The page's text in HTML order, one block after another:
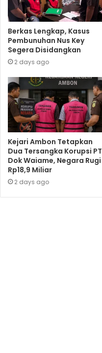
Berkas Lengkap, Kasus
Pembunuhan Nus Key
Segera Disidangkan
2 days ago
Kejari Ambon Tetapkan
Dua Tersangka Korupsi PT
Dok Waiame, Negara Rugi
Rp18,9 Miliar
2 days ago